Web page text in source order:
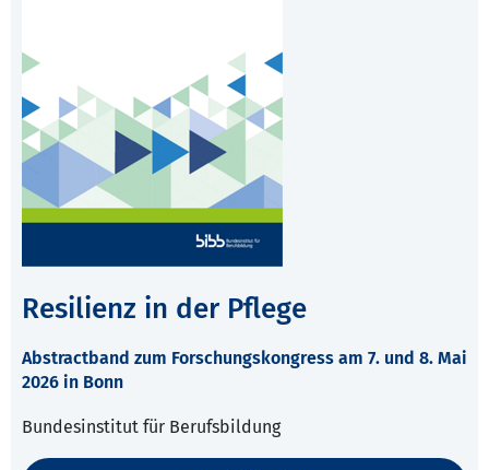
Resilienz in der Pflege
Abstractband zum Forschungskongress am 7. und 8. Mai
2026 in Bonn
Bundesinstitut für Berufsbildung